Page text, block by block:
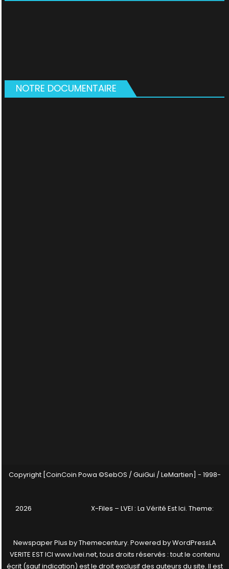
NOTRE DOCUMENTAIRE
Copyright [CoinCoin Powa ©SebOS / GuiGui / LeMartien] - 1998-
2026 X-Files – LVEI : La Vérité Est Ici. Theme:
Newspaper Plus byThemecentury. Powered byWordPressLA
VERITE EST ICI www.lvei.net, tous droits réservés : tout le contenu
écrit (sauf indication) est le droit exclusif des auteurs du site. Il est